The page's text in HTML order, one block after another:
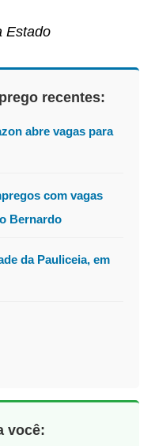
Estado
recentes:
abre vagas para
com vagas
Bernardo
da Pauliceia, em
você: